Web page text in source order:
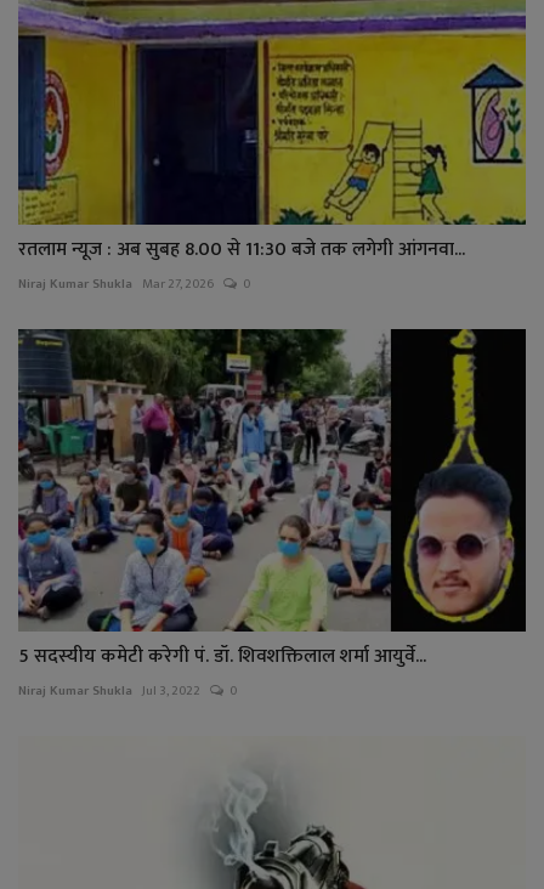
रतलाम न्यूज : अब सुबह 8.00 से 11:30 बजे तक लगेगी आंगनवा...
Niraj Kumar Shukla Mar 27, 2026 0
5 सदस्यीय कमेटी करेगी पं. डॉ. शिवशक्तिलाल शर्मा आयुर्वे...
Niraj Kumar Shukla Jul 3, 2022 0